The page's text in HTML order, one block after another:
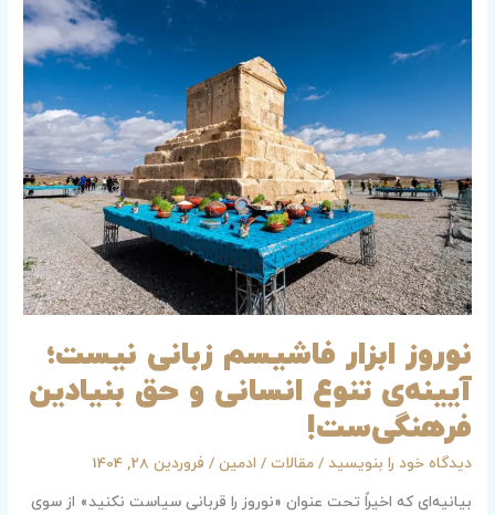
نوروز ابزار فاشیسم زبانی نیست؛
آیینه‌ی تنوع انسانی و حق بنیادین
فرهنگی‌ست!
دیدگاه‌ خود را بنویسید /مقالات / ادمین/ فروردین 28, 1404
بیانیه‌ای که اخیراً تحت عنوان «نوروز را قربانی سیاست نکنید» از سوی
فاشیسم
آیینه‌ی
تنوع
انسانی
و
حق
بنیادین
فرهنگی‌ست!